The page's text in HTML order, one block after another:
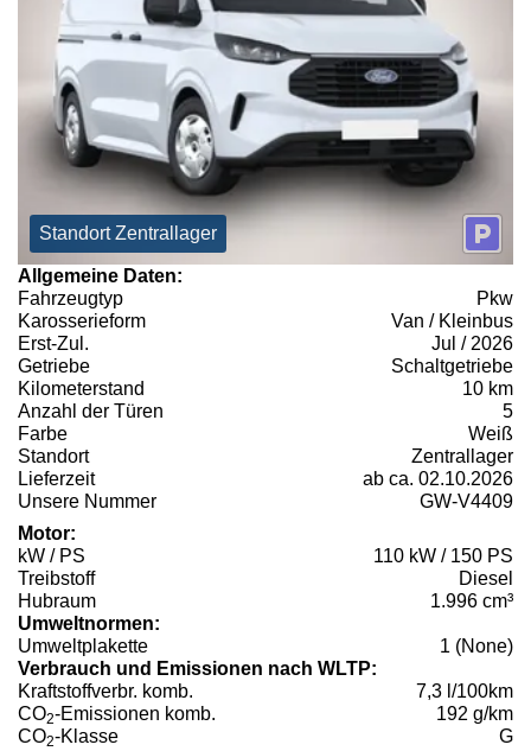
Standort Zentrallager
Allgemeine Daten:
Fahrzeugtyp
Pkw
Karosserieform
Van / Kleinbus
Erst-Zul.
Jul / 2026
Getriebe
Schaltgetriebe
Kilometerstand
10 km
Anzahl der Türen
5
Farbe
Weiß
Standort
Zentrallager
Lieferzeit
ab ca. 02.10.2026
Unsere Nummer
GW-V4409
Motor:
kW / PS
110 kW / 150 PS
Treibstoff
Diesel
Hubraum
1.996 cm³
Umweltnormen:
Umweltplakette
1 (None)
Verbrauch und Emissionen nach WLTP:
Kraftstoffverbr. komb.
7,3 l/100km
CO2-Emissionen komb.
192 g/km
CO2-Klasse G